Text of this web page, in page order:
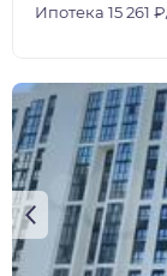
Ипотека 15 261